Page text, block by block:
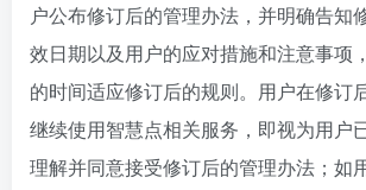
户公布修订后的管理办法，并明确告知
效日期以及用户的应对措施和注意事项
的时间适应修订后的规则。用户在修订
继续使用智慧点相关服务，即视为用户
理解并同意接受修订后的管理办法；如